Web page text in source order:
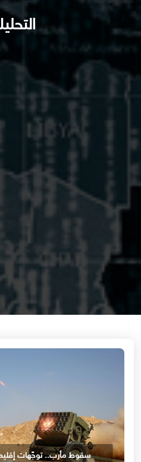
سقوط مأرب.. توجّهات